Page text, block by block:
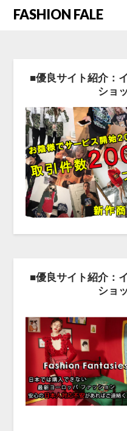
FASHION FALE
■優良サイト紹介：
ショ
■優良サイト紹介：
ショ